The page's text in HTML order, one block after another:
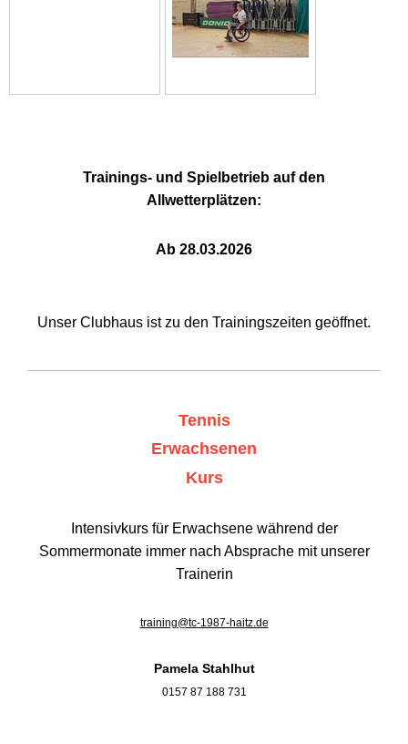
Trainings- und Spielbetrieb auf den
Allwetterplätzen:
Ab 28.03.2026
Unser Clubhaus ist zu den Trainingszeiten geöffnet.
Tennis
Erwachsenen
Kurs
Intensivkurs für Erwachsene während der
Sommermonate immer nach Absprache mit unserer
Trainerin
training@tc-1987-haitz.de
Pamela Stahlhut
0157 87 188 731